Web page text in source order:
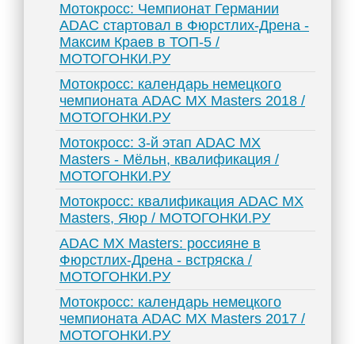
Мотокросс: Чемпионат Германии
ADAC стартовал в Фюрстлих-Дрена -
Максим Краев в ТОП-5 /
МОТОГОНКИ.РУ
Мотокросс: календарь немецкого
чемпионата ADAC MX Masters 2018 /
МОТОГОНКИ.РУ
Мотокросс: 3-й этап ADAC MX
Masters - Мёльн, квалификация /
МОТОГОНКИ.РУ
Мотокросс: квалификация ADAC MX
Masters, Яюр / МОТОГОНКИ.РУ
ADAC MX Masters: россияне в
Фюрстлих-Дрена - встряска /
МОТОГОНКИ.РУ
Мотокросс: календарь немецкого
чемпионата ADAC MX Masters 2017 /
МОТОГОНКИ.РУ